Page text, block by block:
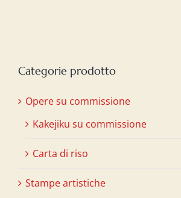
Categorie prodotto
Opere su commissione
Kakejiku su commissione
Carta di riso
Stampe artistiche